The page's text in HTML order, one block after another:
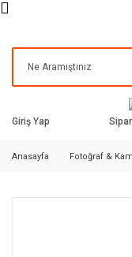
Giriş Yap
Anasayfa Fotoğraf &